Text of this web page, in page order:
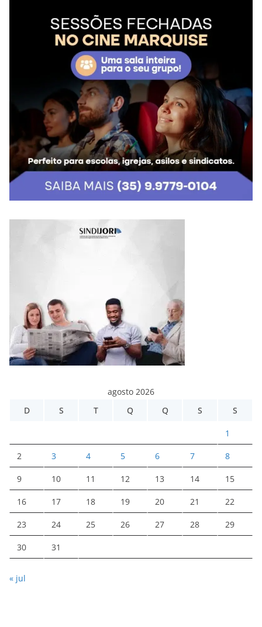
agosto 2026
D
S T Q Q S S
1
2 3 4 5 6 7 8
9 10 11 12 13 14 15
16 17 18 19 20 21 22
23 24 25 26 27 28 29
30 31
« jul